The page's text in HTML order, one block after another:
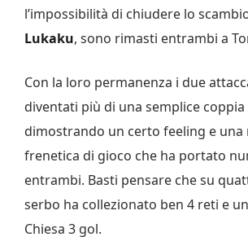
l’impossibilità di chiudere lo
Lukaku, sono rimasti entrambi a
Con la loro permanenza i due
diventati più di una semplice coppia
dimostrando un certo feeling e una
frenetica di gioco che ha portato
entrambi. Basti pensare che su
serbo ha collezionato ben 4 reti e
Chiesa 3 gol.